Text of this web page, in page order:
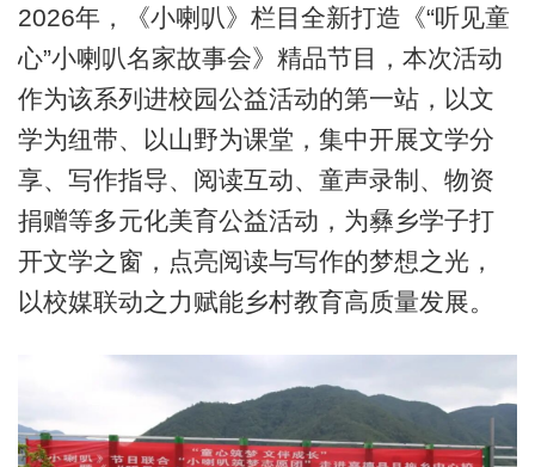
2026年，《小喇叭》栏目全新打造《“听见童
心”小喇叭名家故事会》精品节目，本次活动
作为该系列进校园公益活动的第一站，以文
学为纽带、以山野为课堂，集中开展文学分
享、写作指导、阅读互动、童声录制、物资
捐赠等多元化美育公益活动，为彝乡学子打
开文学之窗，点亮阅读与写作的梦想之光，
以校媒联动之力赋能乡村教育高质量发展。